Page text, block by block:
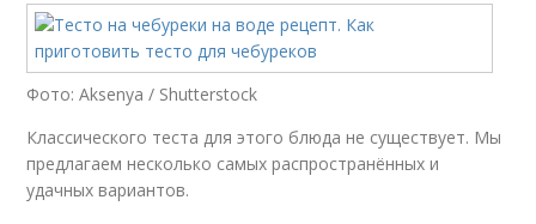
Фото: Aksenya / Shutterstock
Классического теста для этого блюда не существует. Мы
предлагаем несколько самых распространённых и
удачных вариантов.